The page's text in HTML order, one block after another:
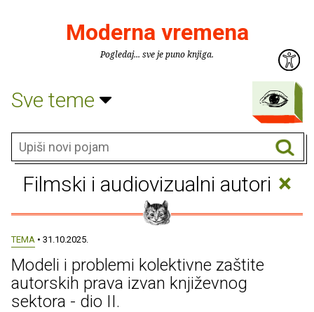
Moderna vremena
Pogledaj... sve je puno knjiga.
Sve teme
Filmski i audiovizualni autori ×
TEMA • 31.10.2025.
Modeli i problemi kolektivne zaštite
autorskih prava izvan književnog
sektora - dio II.